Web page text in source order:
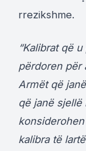
rrezikshme.
“Kalibrat që
përdoren për
Armët që
që janë sjellë
kalibra të